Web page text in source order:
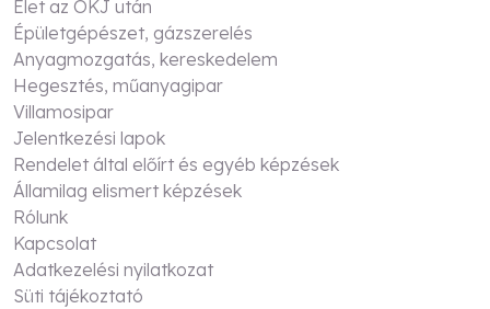
Élet az OKJ után
Épületgépészet, gázszerelés
Anyagmozgatás, kereskedelem
Hegesztés, műanyagipar
Villamosipar
Jelentkezési lapok
Rendelet által előírt és egyéb képzések
Államilag elismert képzések
Rólunk
Kapcsolat
Adatkezelési nyilatkozat
Süti tájékoztató